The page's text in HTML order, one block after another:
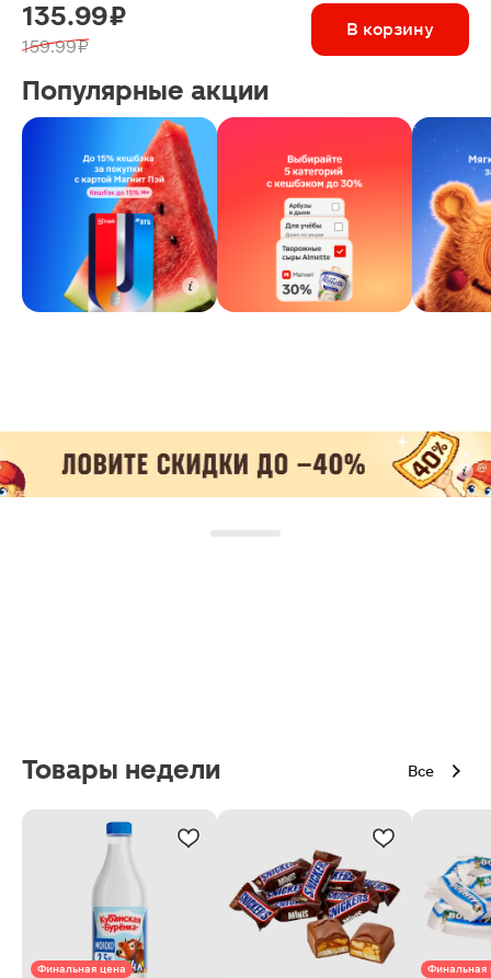
135.99 ₽
159.99 ₽
В корзину
Популярные акции
Товары недели Все
Финальная цена
Финальная